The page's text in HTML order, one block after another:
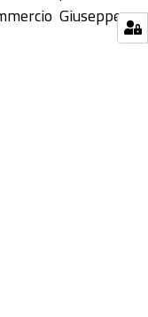
Giuseppe